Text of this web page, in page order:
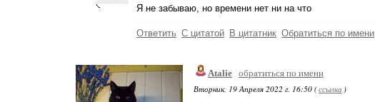
Я не забываю, но времени нет ни на что
Ответить С цитатой В цитатник Обратиться по имени
Atalie обратиться по имени
Вторник, 19 Апреля 2022 г. 16:50 (ссылка )